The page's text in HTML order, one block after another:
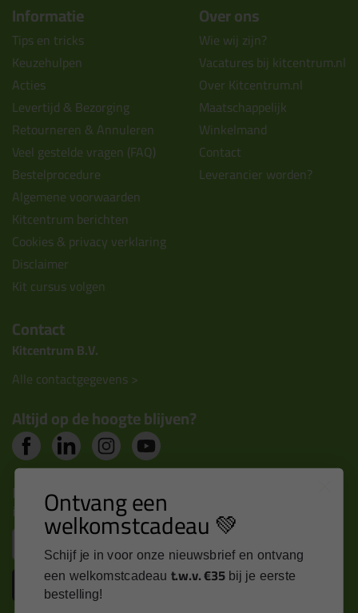
Informatie
Tips en tricks
Keuzehulpen
Acties
Levertijd & Bezorging
Retourneren & Annuleren
Veel gestelde vragen (FAQ)
Bestelprocedure
Algemene voorwaarden
Kitcentrum berichten
Cookies & privacy verklaring
Disclaimer
Kit cursus volgen
Over ons
Wie wij zijn?
Vacatures bij kitcentrum.nl
Over Kitcentrum.nl
Maatschappelijk
Winkelmand
Contact
Leverancier worden?
Contact
Kitcentrum B.V.
Alle contactgegevens >
Altijd op de hoogte blijven?
Nieuws, tips en exclusieve deals rechtstreeks in je
inbox
Inschrijven
Ontvang een
welkomstcadeau 💚
Schijf je in voor onze nieuwsbrief en ontvang
een welkomstcadeau t.w.v. €35 bij je eerste
bestelling!